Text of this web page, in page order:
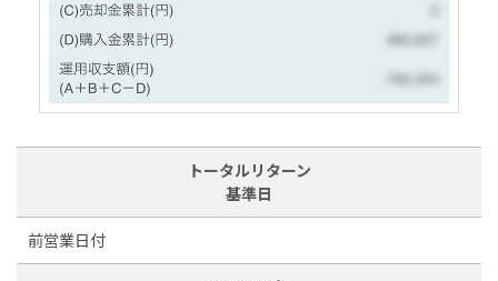
トータルリターン
基準日
前営業日付